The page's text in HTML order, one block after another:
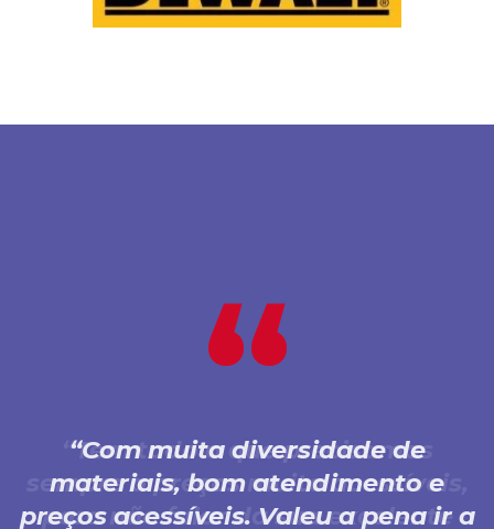
Com muita diversidade de
materiais, bom atendimento e
preços acessíveis. Valeu a pena ir a